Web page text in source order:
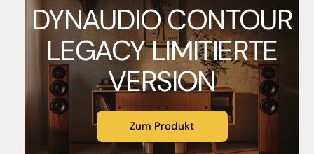
DYNAUDIO CONTOUR
LEGACY LIMITIERTE
VERSION
Zum Produkt